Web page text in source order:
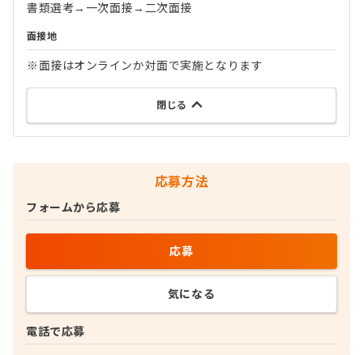
書類選考→一次面接→二次面接
面接地
※面接はオンラインか対面で実施となります
閉じる
応募方法
電話で応募
フォームから応募
応募
気になる